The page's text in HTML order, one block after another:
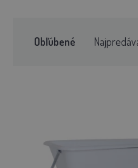
Obľúbené